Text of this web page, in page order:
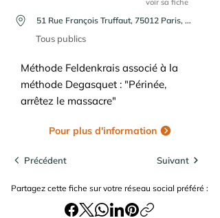
51 Rue François Truffaut, 75012 Paris, France
Tous publics
Méthode Feldenkrais associé à la
méthode Degasquet : "Périnée,
arrêtez le massacre"
Pour plus d'information
Précédent Suivant
Partagez cette fiche sur votre réseau social préféré :